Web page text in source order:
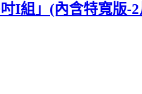
I組」(內含特寬版-